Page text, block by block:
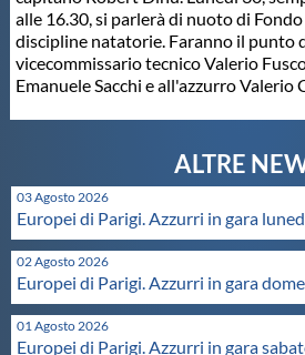
GUG
Centri Federali
Area Legislativa
alle 16.30, si parlerà di nuoto di
discipline natatorie. Faranno il punto
vicecommissario tecnico Valerio
Emanuele Sacchi e all'azzurro Valerio
03 Agosto 2026
Europei di Parigi. Azzurri in gara
02 Agosto 2026
Europei di Parigi. Azzurri in gara
01 Agosto 2026
Europei di Parigi. Azzurri in gara